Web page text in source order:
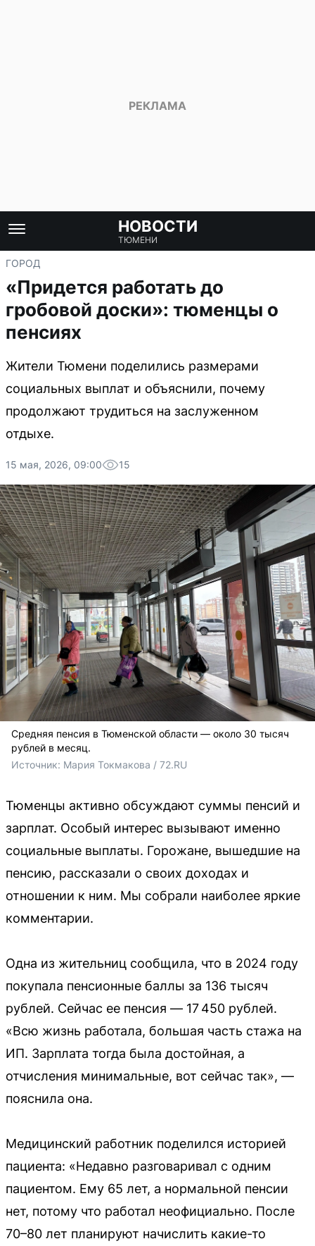
НОВОСТИ
ТЮМЕНИ
ГОРОД
«Придется работать до
гробовой доски»: тюменцы о
пенсиях
Жители Тюмени поделились размерами
социальных выплат и объяснили, почему
продолжают трудиться на заслуженном
отдыхе.
15 мая, 2026, 09:00 15
Средняя пенсия в Тюменской области — около 30 тысяч
рублей в месяц.
Источник: Мария Токмакова / 72.RU
Тюменцы активно обсуждают суммы пенсий и
зарплат. Особый интерес вызывают именно
социальные выплаты. Горожане, вышедшие на
пенсию, рассказали о своих доходах и
отношении к ним. Мы собрали наиболее яркие
комментарии.
Одна из жительниц сообщила, что в 2024 году
покупала пенсионные баллы за 136 тысяч
рублей. Сейчас ее пенсия — 17 450 рублей.
«Всю жизнь работала, большая часть стажа на
ИП. Зарплата тогда была достойная, а
отчисления минимальные, вот сейчас так», —
пояснила она.
Медицинский работник поделился историей
пациента: «Недавно разговаривал с одним
пациентом. Ему 65 лет, а нормальной пенсии
нет, потому что работал неофициально. После
70–80 лет планируют начислить какие-то